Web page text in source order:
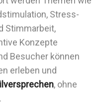
Stress-
Stimmarbeit,
Konzepte
Besucher können
erleben und
, ohne